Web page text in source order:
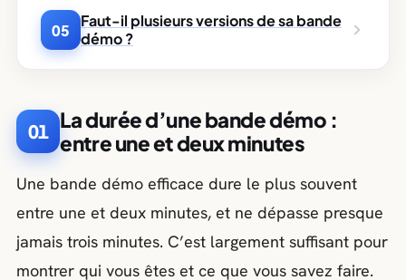
05
Faut-il plusieurs versions de sa bande
démo ?
01 La durée d’une bande démo :
entre une et deux minutes
Une bande démo efficace dure le plus souvent
entre une et deux minutes, et ne dépasse presque
jamais trois minutes. C’est largement suffisant pour
montrer qui vous êtes et ce que vous savez faire.